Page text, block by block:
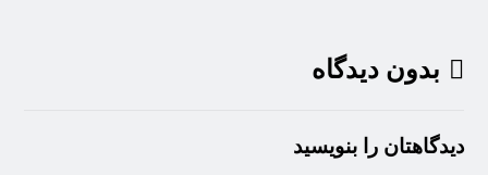
بدون دیدگاه
دیدگاهتان را بنویسید